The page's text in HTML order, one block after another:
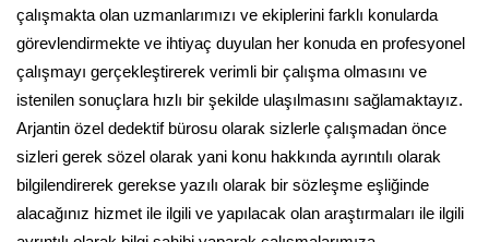
çalışmakta olan uzmanlarımızı ve ekiplerini farklı konularda
görevlendirmekte ve ihtiyaç duyulan her konuda en profesyonel
çalışmayı gerçekleştirerek verimli bir çalışma olmasını ve
istenilen sonuçlara hızlı bir şekilde ulaşılmasını sağlamaktayız.
Arjantin özel dedektif bürosu olarak sizlerle çalışmadan önce
sizleri gerek sözel olarak yani konu hakkında ayrıntılı olarak
bilgilendirerek gerekse yazılı olarak bir sözleşme eşliğinde
alacağınız hizmet ile ilgili ve yapılacak olan araştırmaları ile ilgili